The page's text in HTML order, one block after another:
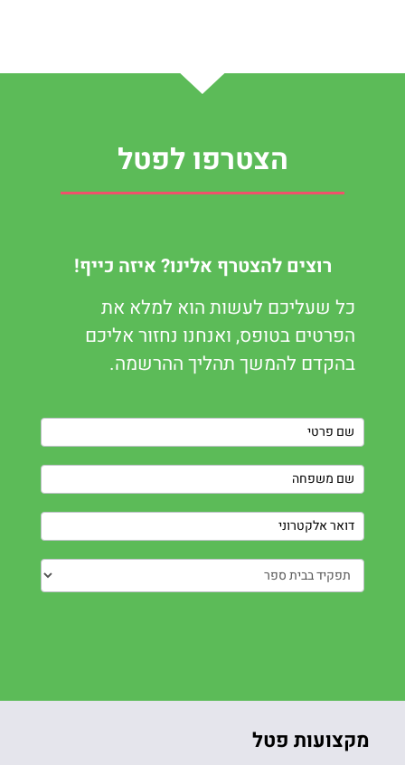
הצטרפו לפטל
רוצים להצטרף אלינו? איזה כייף!
כל שעליכם לעשות הוא למלא את
הפרטים בטופס, ואנחנו נחזור אליכם
בהקדם להמשך תהליך ההרשמה.
Contact
Us
מקצועות פטל